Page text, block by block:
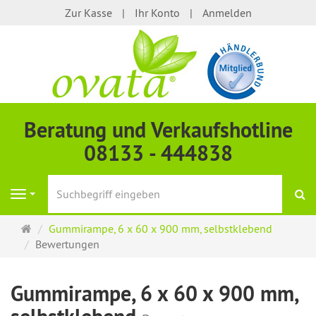
Zur Kasse Ihr Konto Anmelden
Beratung und Verkaufshotline
08133 - 444838
Navigation
Startseite
Gummirampe, 6 x 60 x 900 mm, selbstklebend
Bewertungen
Gummirampe, 6 x 60 x 900 mm,